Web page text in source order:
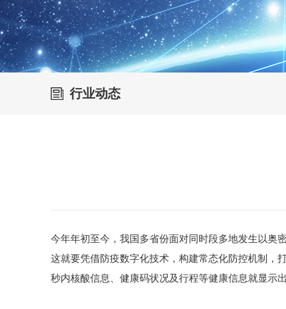
行业动态
今年年初至今，我国多省份面对同时段多地发生以奥
这就要凭借防疫数字化技术，构建常态化防控机制，
秒内核酸信息、健康码状况及行程等健康信息就显示